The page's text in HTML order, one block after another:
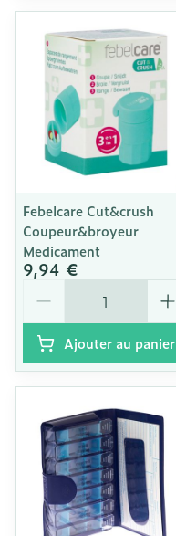
Febelcare Cut&crush
Coupeur&broyeur
Medicament
9,94 €
Ajouter au panier